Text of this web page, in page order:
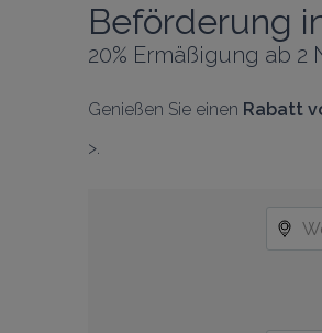
Beförderung
20% Ermäßigung ab 2
Genießen Sie einen Rabatt
>.